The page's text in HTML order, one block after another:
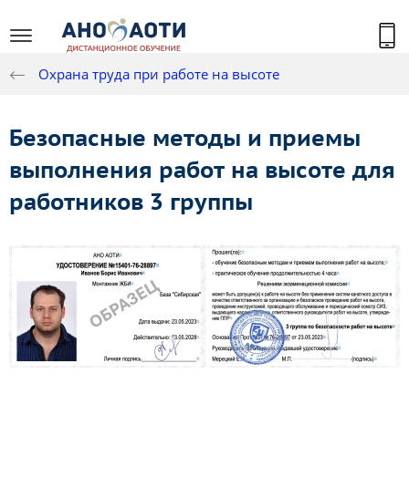
Охрана труда при работе на высоте
Безопасные методы и приемы
выполнения работ на высоте для
работников 3 группы